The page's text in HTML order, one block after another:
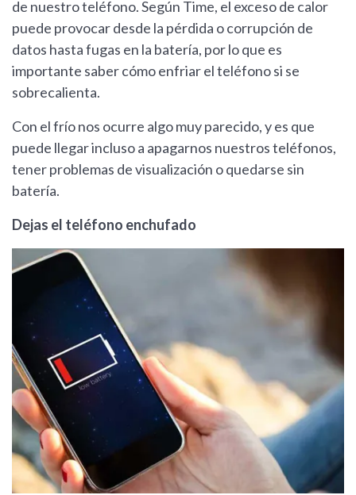
de nuestro teléfono. Según Time, el exceso de calor
puede provocar desde la pérdida o corrupción de
datos hasta fugas en la batería, por lo que es
importante saber cómo enfriar el teléfono si se
sobrecalienta.
Con el frío nos ocurre algo muy parecido, y es que
puede llegar incluso a apagarnos nuestros teléfonos,
tener problemas de visualización o quedarse sin
batería.
Dejas el teléfono enchufado